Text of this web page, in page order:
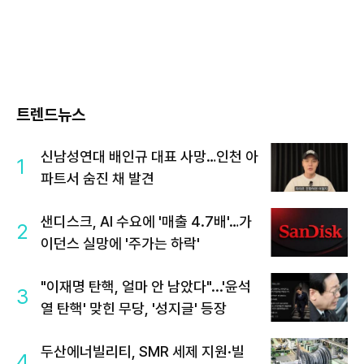
트렌드뉴스
1
신남성연대 배인규 대표 사망…인천 아
파트서 숨진 채 발견
2
샌디스크, AI 수요에 '매출 4.7배'…가
이던스 실망에 '주가는 하락'
3
"이재명 탄핵, 얼마 안 남았다"...'윤석
열 탄핵' 맞힌 무당, '성지글' 등장
두산에너빌리티, SMR 세제 지원·빌